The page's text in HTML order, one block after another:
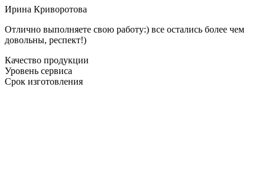
Ирина Криворотова
Отлично выполняете свою работу:) все остались более чем
довольны, респект!)
Качество продукции
Уровень сервиса
Срок изготовления